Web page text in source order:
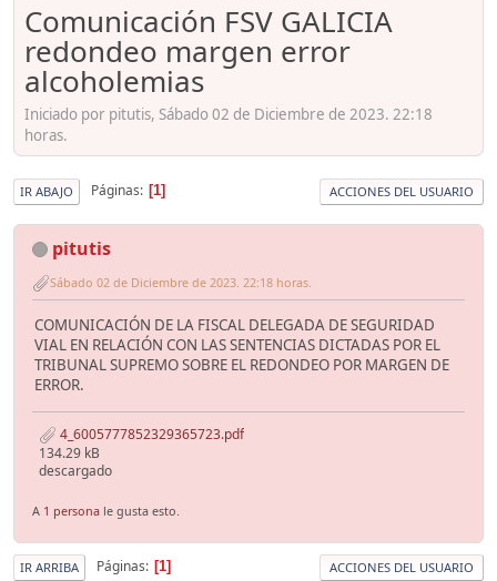
Comunicación FSV GALICIA
redondeo margen error
alcoholemias
Iniciado por pitutis, Sábado 02 de Diciembre de 2023. 22:18
horas.
IR ABAJO Páginas 1 ACCIONES DEL USUARIO
pitutis
Sábado 02 de Diciembre de 2023. 22:18 horas.
COMUNICACIÓN DE LA FISCAL DELEGADA DE SEGURIDAD
VIAL EN RELACIÓN CON LAS SENTENCIAS DICTADAS POR EL
TRIBUNAL SUPREMO SOBRE EL REDONDEO POR MARGEN DE
ERROR.
4_6005777852329365723.pdf
134.29 kB
descargado
A 1 persona le gusta esto.
IR ARRIBA Páginas 1 ACCIONES DEL USUARIO